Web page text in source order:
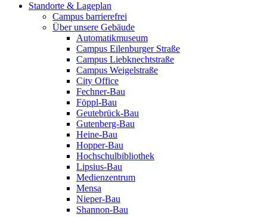
Standorte & Lageplan
Campus barrierefrei
Über unsere Gebäude
Automatikmuseum
Campus Eilenburger Straße
Campus Liebknechtstraße
Campus Weigelstraße
City Office
Fechner-Bau
Föppl-Bau
Geutebrück-Bau
Gutenberg-Bau
Heine-Bau
Hopper-Bau
Hochschulbibliothek
Lipsius-Bau
Medienzentrum
Mensa
Nieper-Bau
Shannon-Bau